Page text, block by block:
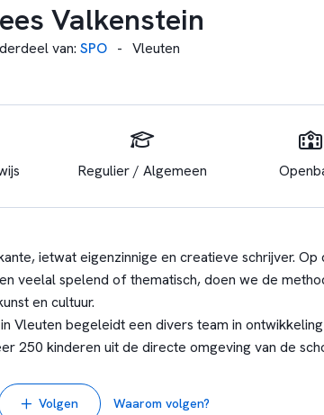
Valkenstein
van: SPO - Vleuten
Regulier / Algemeen
ietwat eigenzinnige en creatieve schrijver. Op
veelal spelend of thematisch, doen we de
en cultuur.
Vleuten begeleidt een divers team in
250 kinderen uit de directe omgeving van de
Volgen Waarom volgen?